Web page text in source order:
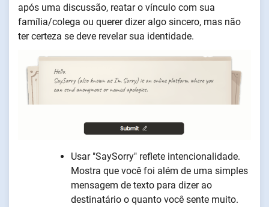
após uma discussão, reatar o vínculo com sua
família/colega ou querer dizer algo sincero, mas não
ter certeza se deve revelar sua identidade.
Usar "SaySorry" reflete intencionalidade.
Mostra que você foi além de uma simples
mensagem de texto para dizer ao
destinatário o quanto você sente muito.